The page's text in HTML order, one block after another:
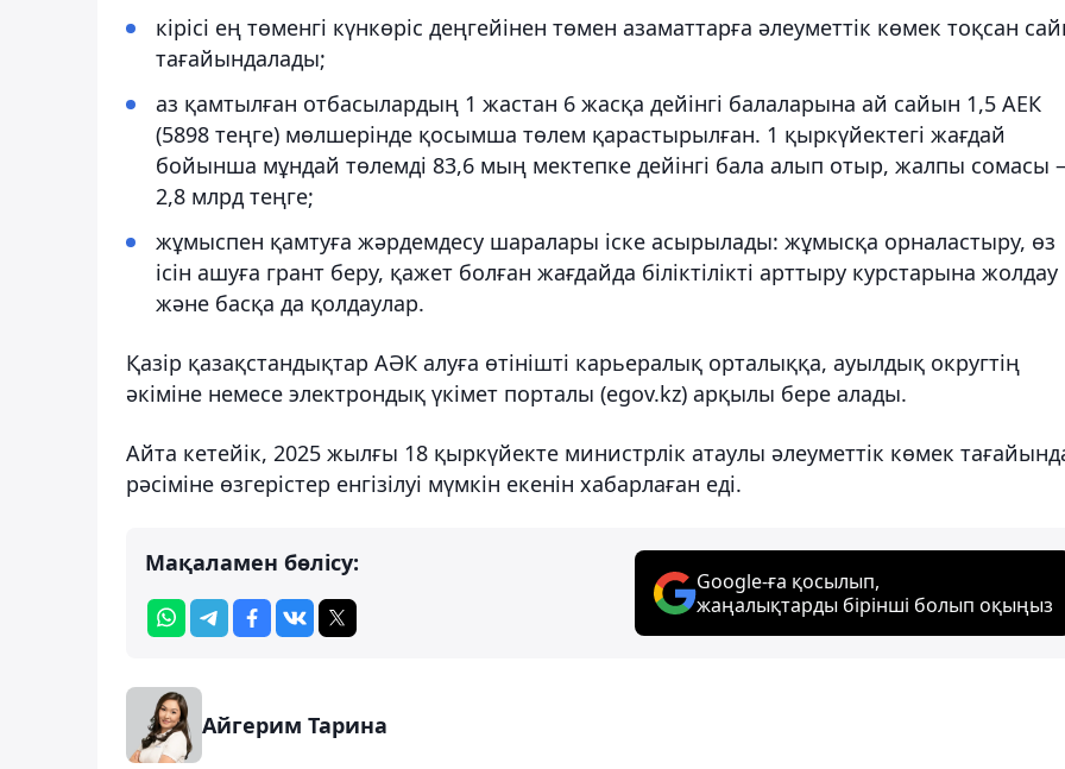
кірісі ең төменгі күнкөріс деңгейінен төмен азаматтарға әлеуметтік көмек тоқсан
тағайындалады;
аз қамтылған отбасылардың 1 жастан 6 жасқа дейінгі балаларына ай сайын 1,5 АЕК
(5898 теңге) мөлшерінде қосымша төлем қарастырылған. 1 қыркүйектегі жағдай
бойынша мұндай төлемді 83,6 мың мектепке дейінгі бала алып отыр, жалпы сомасы –
2,8 млрд теңге;
жұмыспен қамтуға жәрдемдесу шаралары іске асырылады: жұмысқа орналастыру, өз
ісін ашуға грант беру, қажет болған жағдайда біліктілікті арттыру курстарына жолдау
және басқа да қолдаулар.
Қазір қазақстандықтар АӘК алуға өтінішті карьералық орталыққа, ауылдық округтің
әкіміне немесе электрондық үкімет порталы (egov.kz) арқылы бере алады.
Айта кетейік, 2025 жылғы 18 қыркүйекте министрлік атаулы әлеуметтік көмек
рәсіміне өзгерістер енгізілуі мүмкін екенін хабарлаған еді.
Мақаламен бөлісу:
Google-ға қосылып,
жаңалықтарды бірінші болып оқыңыз
Айгерим Тарина